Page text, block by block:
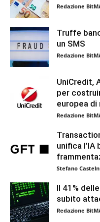
Redazione
Truffe
un SMS
Redazione
UniCredit,
per
europea di
Redazione
unifica l’IA
Stefano
Il 41%
subito
Redazione